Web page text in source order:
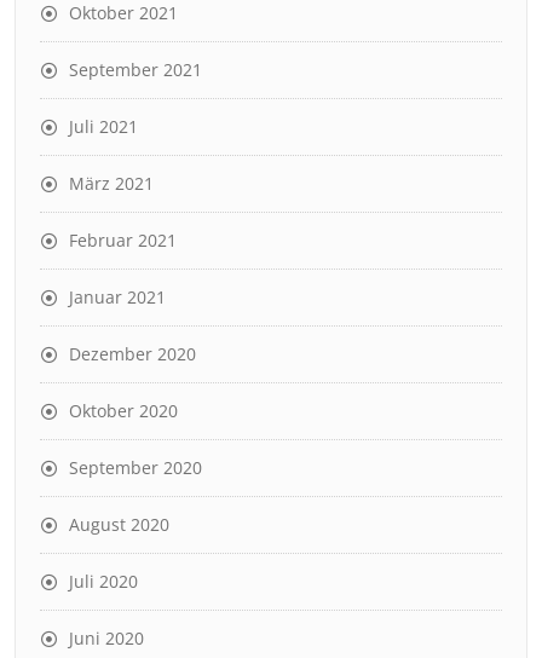
Oktober 2021
September 2021
Juli 2021
März 2021
Februar 2021
Januar 2021
Dezember 2020
Oktober 2020
September 2020
August 2020
Juli 2020
Juni 2020